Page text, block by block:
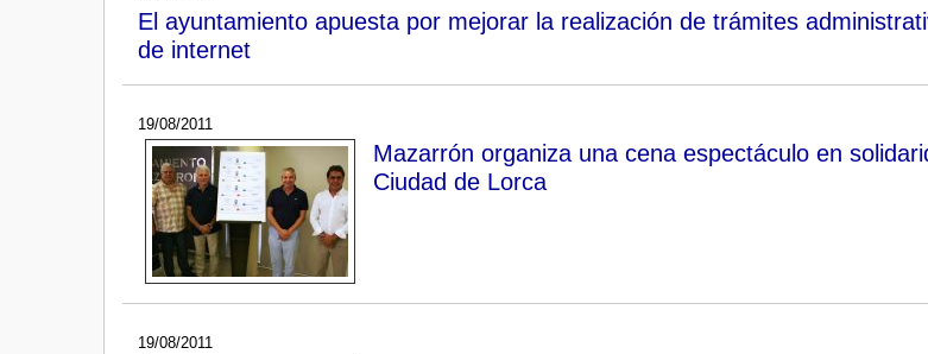
El ayuntamiento apuesta por mejorar la realización de trámites
de internet
19/08/2011
Mazarrón organiza una cena espectáculo en
Ciudad de Lorca
19/08/2011